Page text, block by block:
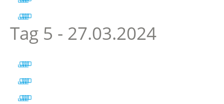
Tag 5 - 27.03.2024